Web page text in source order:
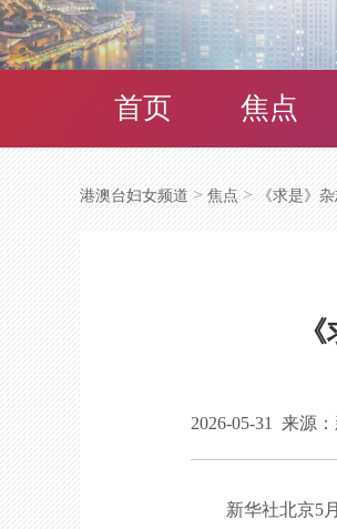
首页 焦点
港澳台妇女频道>焦点> 《求是》
2026-05-31 来源
新华社北京5月